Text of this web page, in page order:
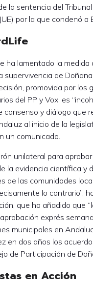
la sentencia del
por la que condenó a
ha lamentado la medida
supervivencia de
promovida por los
del PP y Vox, es
consenso y diálogo que
al inicio de la
un comunicado.
unilateral para
la evidencia científica y
de las comunidades
lo contrario”,
que ha añadido que
exprés
municipales en
en dos años los
de Participación de
en Acción